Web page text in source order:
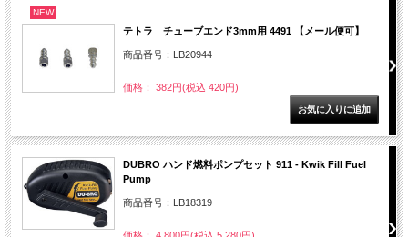
NEW
テトラ チューブエンド3mm用 4491 【メール便可】
商品番号：LB20944
価格： 382円(税込 420円)
DUBRO ハンド燃料ポンプセット 911 - Kwik Fill Fuel
Pump
商品番号：LB18319